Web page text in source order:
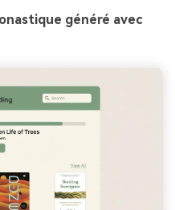
généré avec